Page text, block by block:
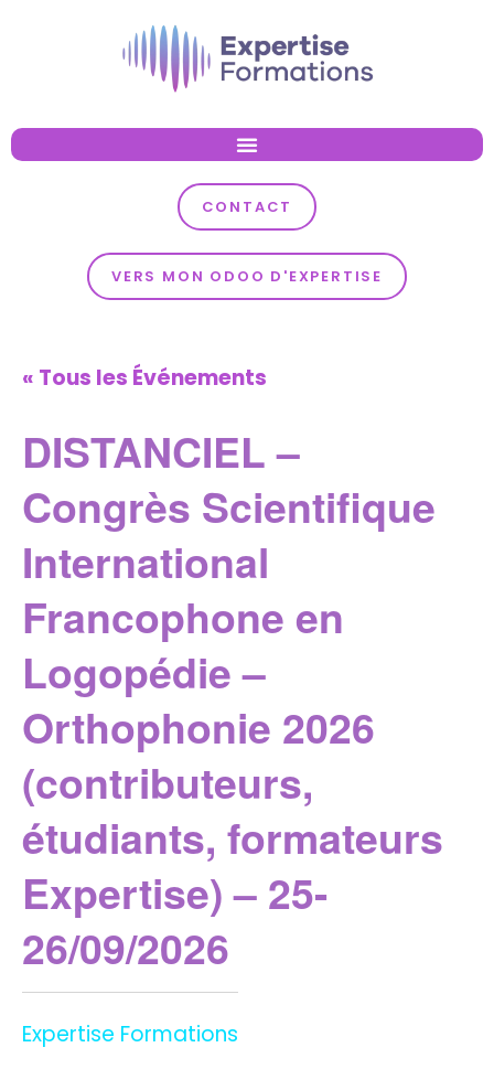
CONTACT
VERS MON ODOO D'EXPERTISE
« Tous les Événements
DISTANCIEL –
Congrès Scientifique
International
Francophone en
Logopédie –
Orthophonie 2026
(contributeurs,
étudiants, formateurs
Expertise) – 25-
26/09/2026
Expertise Formations